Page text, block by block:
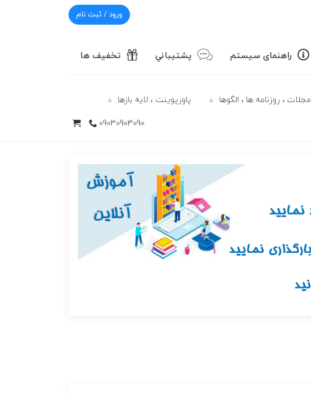
ورود / ثبت نام
راهنمای سیستم پشتيباني تخفیف ها
مجلات ، روزنامه ها ، الگوها پاورپوينت ، لایه بازها
09030903090